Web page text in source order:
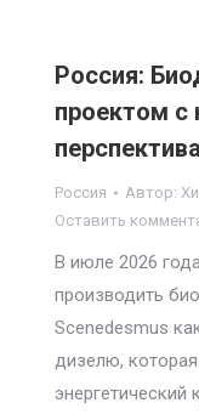
Россия:
проектом с
Россия Автор:
Оставить
В июле 2026
производить
Scenedesmus
дизелю,
энергетический